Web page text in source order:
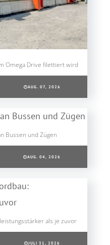
Omega Drive filettiert wird
AUG. 07, 2026
Bussen und Zügen
AUG. 04, 2026
als je zuvor
JULI 31, 2026